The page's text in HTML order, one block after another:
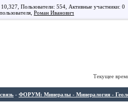
Пользователи: 554, Активные участники: 0
Роман Иванович
Текущее
- ФОРУМ: Минералы - Минералогия -